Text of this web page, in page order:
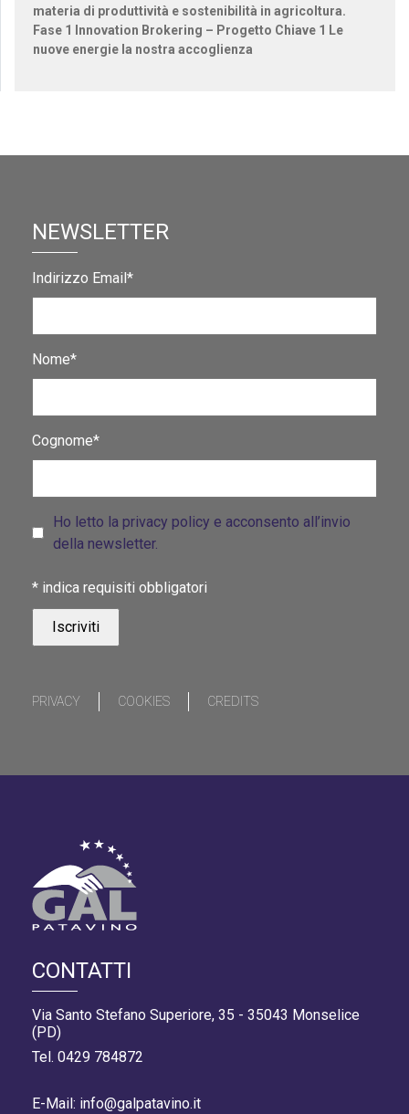
materia di produttività e sostenibilità in agricoltura.
Fase 1 Innovation Brokering – Progetto Chiave 1 Le
nuove energie la nostra accoglienza
CONTATTI
Via Santo Stefano Superiore, 35 - 35043 Monselice
(PD)
Tel. 0429 784872
E-Mail: info@galpatavino.it
NEWSLETTER
Indirizzo Email*
Nome*
Cognome*
Ho letto la privacy policy e acconsento all’invio
della newsletter.
* indica requisiti obbligatori
PRIVACY COOKIES CREDITS